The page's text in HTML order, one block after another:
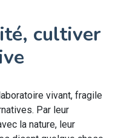
cultiver
vivant, fragile
Par leur
la nature, leur